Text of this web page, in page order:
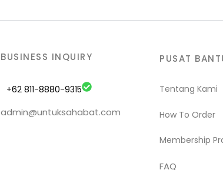
BUSINESS INQUIRY
+62 811-8880-9315
admin@untuksahabat.com
PUSAT
Tentang Kami
How To Order
Membership
FAQ